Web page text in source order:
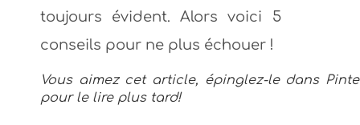
Vous aimez cet article, épinglez-le dans
pour le lire plus tard!